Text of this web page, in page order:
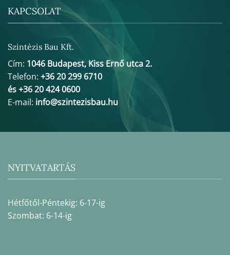
KAPCSOLAT
Szintézis Bau Kft.
Cím: 1046 Budapest, Kiss Ernő utca 2.
Telefon: +36 20 299 6710
és +36 20 424 0600
E-mail: info@szintezisbau.hu
NYITVATARTÁS
Hétfőtől-Péntekig: 6-17-ig
Szombat: 6-14-ig